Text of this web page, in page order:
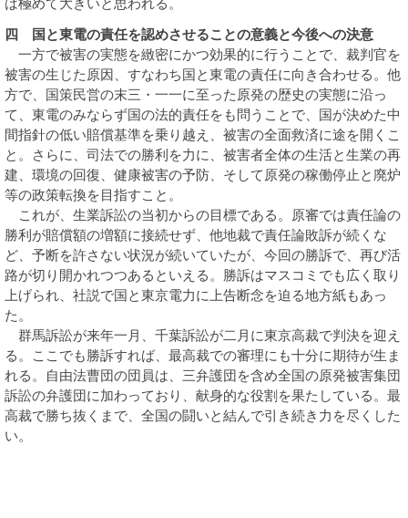
四 国と東電の責任を認めさせることの意義と今後への決意
一方で被害の実態を緻密にかつ効果的に行うことで、裁判官を
被害の生じた原因、すなわち国と東電の責任に向き合わせる。他
方で、国策民営の末三・一一に至った原発の歴史の実態に沿っ
て、東電のみならず国の法的責任をも問うことで、国が決めた中
間指針の低い賠償基準を乗り越え、被害の全面救済に途を開くこ
と。さらに、司法での勝利を力に、被害者全体の生活と生業の再
建、環境の回復、健康被害の予防、そして原発の稼働停止と廃炉
等の政策転換を目指すこと。
これが、生業訴訟の当初からの目標である。原審では責任論の
勝利が賠償額の増額に接続せず、他地裁で責任論敗訴が続くな
ど、予断を許さない状況が続いていたが、今回の勝訴で、再び活
路が切り開かれつつあるといえる。勝訴はマスコミでも広く取り
上げられ、社説で国と東京電力に上告断念を迫る地方紙もあっ
た。
群馬訴訟が来年一月、千葉訴訟が二月に東京高裁で判決を迎え
る。ここでも勝訴すれば、最高裁での審理にも十分に期待が生ま
れる。自由法曹団の団員は、三弁護団を含め全国の原発被害集団
訴訟の弁護団に加わっており、献身的な役割を果たしている。最
高裁で勝ち抜くまで、全国の闘いと結んで引き続き力を尽くした
い。